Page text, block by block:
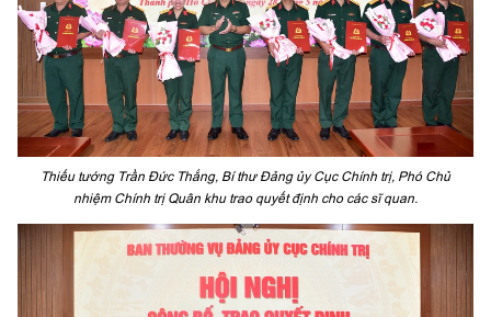
Thiếu tướng Trần Đức Thắng, Bí thư Đảng ủy Cục Chính trị, Phó Chủ
nhiệm Chính trị Quân khu trao quyết định cho các sĩ quan.